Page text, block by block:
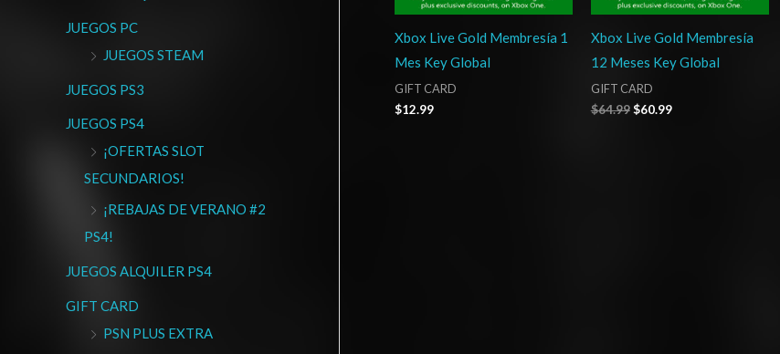
JUEGOS PC
JUEGOS STEAM
JUEGOS PS3
JUEGOS PS4
¡OFERTAS SLOT
SECUNDARIOS!
¡REBAJAS DE VERANO #2
PS4!
JUEGOS ALQUILER PS4
GIFT CARD
PSN PLUS EXTRA
Xbox Live Gold Membresía 1
Mes Key Global
GIFT CARD
$12.99
Xbox Live Gold Membresía
12 Meses Key Global
GIFT CARD
$64.99 $60.99